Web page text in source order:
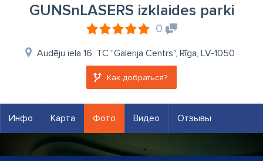
GUNSnLASERS izklaides parki
0
Audēju iela 16, TC "Galerija Centrs", Rīga, LV-1050
Как добраться?
Инфо Карта Фото Видео Отзывы